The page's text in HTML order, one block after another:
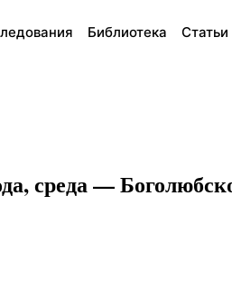
Библиотека Статьи
среда —